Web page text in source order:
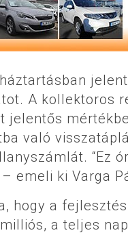
A kollektoros
jelentős
való
“Ez
emeli ki Varga
hogy a
a teljes